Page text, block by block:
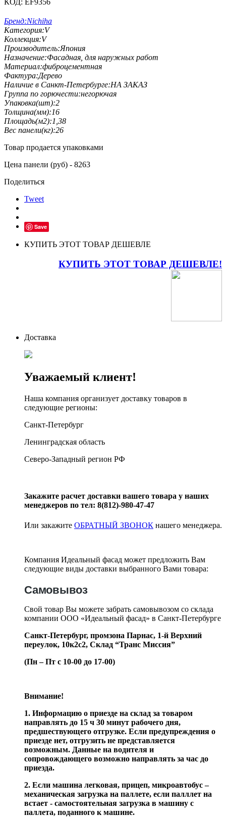
Бренд:Nichiha
Категория:V
Коллекция:V
Производитель:Япония
Назначение:Фасадная, для наружных работ
Материал:фиброцементная
Фактура:Дерево
Наличие в Санкт-Петербурге:НА ЗАКАЗ
Группа по горючести:негорючая
Упаковка(шт):2
Толщина(мм):16
Площадь(м2):1,38
Вес панели(кг):26
Товар продается упаковками
Цена панели (руб) - 8263
Поделиться
Tweet
Save
КУПИТЬ ЭТОТ ТОВАР ДЕШЕВЛЕ
КУПИТЬ ЭТОТ ТОВАР ДЕШЕВЛЕ!
Доставка
Уважаемый клиент!
Наша компания организует доставку товаров в
следующие регионы:
Санкт-Петербург
Ленинградская область
Северо-Западный регион РФ
Закажите расчет доставки вашего товара у наших
менеджеров по тел: 8(812)-980-47-47
Или закажите ОБРАТНЫЙ ЗВОНОК нашего менеджера.
Компания Идеальный фасад может предложить Вам
следующие виды доставки выбранного Вами товара:
Самовывоз
Свой товар Вы можете забрать самовывозом со склада
компании ООО «Идеальный фасад» в Санкт-Петербурге
Санкт-Петербург, промзона Парнас, 1-й Верхний
переулок, 10к2с2, Склад “Транс Миссия”
(Пн – Пт с 10-00 до 17-00)
Внимание!
1. Информацию о приезде на склад за товаром
направлять до 15 ч 30 минут рабочего дня,
предшествующего отгрузке. Если предупреждения о
приезде нет, отгрузить не представляется
возможным. Данные на водителя и
сопровождающего возможно направлять за час до
приезда.
2. Если машина легковая, прицеп, микроавтобус –
механическая загрузка на паллете, если палллет на
встает - самостоятельная загрузка в машину с
паллета, поданного к машине.